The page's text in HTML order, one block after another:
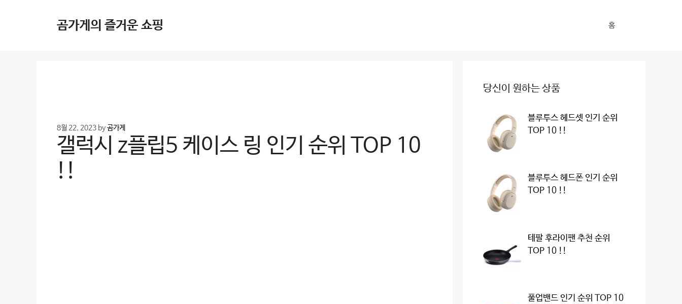
곰가게의 즐거운 쇼핑 홈
8월 22, 2023 by곰가게
갤럭시 z플립5 케이스 링 인기 순위 TOP 10
!!
당신이 원하는 상품
블루투스 헤드셋 인기 순위
TOP 10 !!
블루투스 헤드폰 인기 순위
TOP 10 !!
테팔 후라이팬 추천 순위
TOP 10 !!
풀업밴드 인기 순위 TOP 10